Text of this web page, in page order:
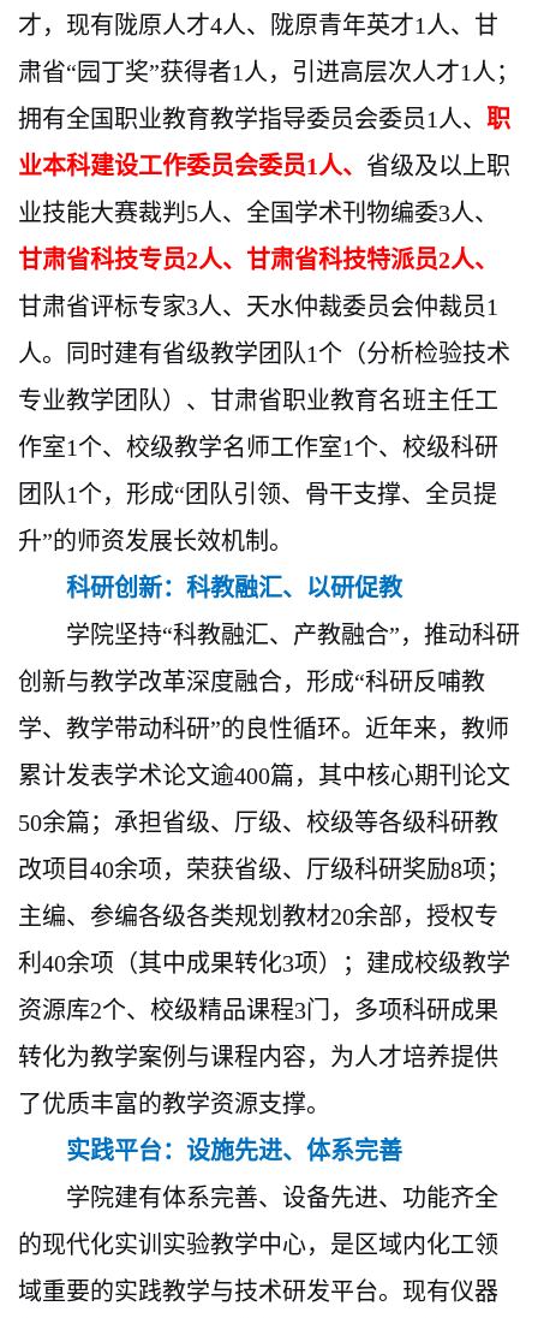
才，现有陇原人才4人、陇原青年英才1人、甘
肃省“园丁奖”获得者1人，引进高层次人才1人；
拥有全国职业教育教学指导委员会委员1人、 职
业本科建设工作委员会委员1人、 省级及以上职
业技能大赛裁判 5人、全国学术刊物编委3人、
甘肃省科技专员2人、甘肃省科技特派员2人、
甘肃省评标专家3人、天水仲裁委员会仲裁员1
人。同时建有省级教学团队1个（分析检验技术
专业教学团队）、甘肃省职业教育名班主任工
作室1个、校级教学名师工作室1个、校级科研
团队1个，形成“团队引领、骨干支撑、全员提
升”的师资发展长效机制。
科研创新：科教融汇、以研促教
学院坚持“科教融汇、产教融合”，推动科研
创新与教学改革深度融合，形成“科研反哺教
学、教学带动科研”的良性循环。近年来，教师
累计发表学术论文逾400篇，其中核心期刊论文
50余篇；承担省级、厅级、校级等各级科研教
改项目40余项，荣获省级、厅级科研奖励8项；
主编、参编各级各类规划教材20余部，授权专
利40余项（其中成果转化3项）；建成校级教学
资源库2个、校级精品课程3门，多项科研成果
转化为教学案例与课程内容，为人才培养提供
了优质丰富的教学资源支撑。
实践平台：设施先进、体系完善
学院建有体系完善、设备先进、功能齐全
的现代化实训实验教学中心，是区域内化工领
域重要的实践教学与技术研发平台。现有仪器